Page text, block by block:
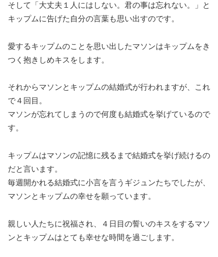
そして「大丈夫１人にはしない。君の事は忘れない。」と
キップムに告げた自分の言葉も思い出すのです。
愛するキップムのことを思い出したマソンはキップムをき
つく抱きしめキスをします。
それからマソンとキップムの結婚式が行われますが、これ
で４回目。
マソンが忘れてしまうので何度も結婚式を挙げているので
す。
キップムはマソンの記憶に残るまで結婚式を挙げ続けるの
だと言います。
毎週開かれる結婚式に小言を言うギジュンたちでしたが、
マソンとキップムの幸せを願っています。
親しい人たちに祝福され、４日目の誓いのキスをするマソ
ンとキップムはとても幸せな時間を過ごします。